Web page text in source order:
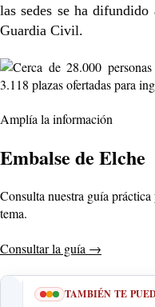
las sedes se ha
Guardia Civil.
Amplía la información
Embalse de Elche
Consulta nuestra guía
tema.
Consultar la guía →
TAMBIÉN TE